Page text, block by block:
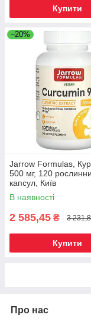
Купити
–20%
Jarrow Formulas,
500 мг, 120
капсул, Київ
В наявності
2 585,45 ₴ 3
Купити
Про нас